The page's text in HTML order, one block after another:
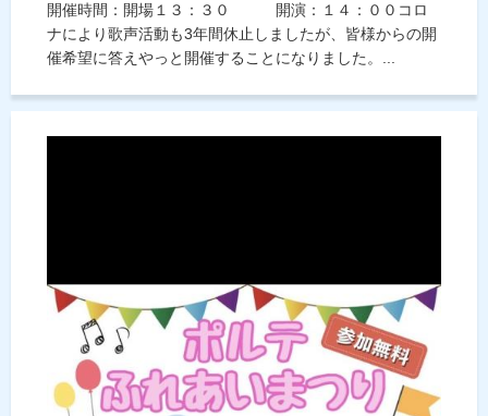
開催時間：開場１３：３０ 開演：１４：００コロ
ナにより歌声活動も3年間休止しましたが、皆様からの開
催希望に答えやっと開催することになりました。...